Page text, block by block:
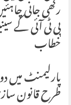
رکھی جانی
پی ٹی آئی کے
خطاب
پارلیمنٹ
طرح قانون